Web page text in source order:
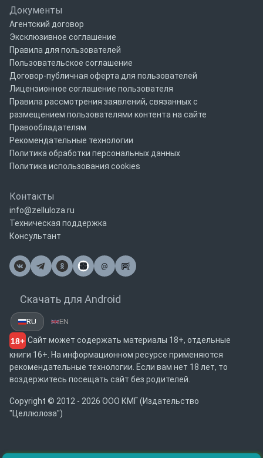
Документы
Агентский договор
Эксклюзивное соглашение
Правила для пользователей
Пользовательское соглашение
Договор-публичная оферта для пользователей
Лицензионное соглашение пользователя
Правила рассмотрения заявлений, связанных с
размещением пользователями контента на сайте
Правообладателям
Рекомендательные технологии
Политика обработки персональных данных
Политика использования cookies
Контакты
info@zelluloza.ru
Техническая поддержка
Консультант
@
Почта
Скачать для Android
RU EN
18+ Сайт может содержать материалы 18+, отдельные
книги 16+. На информационном ресурсе применяются
рекомендательные технологии. Если вам нет 18 лет, то
воздержитесь посещать сайт без родителей.
Copyright © 2012 - 2026 ООО КМГ (Издательство
"Целлюлоза")